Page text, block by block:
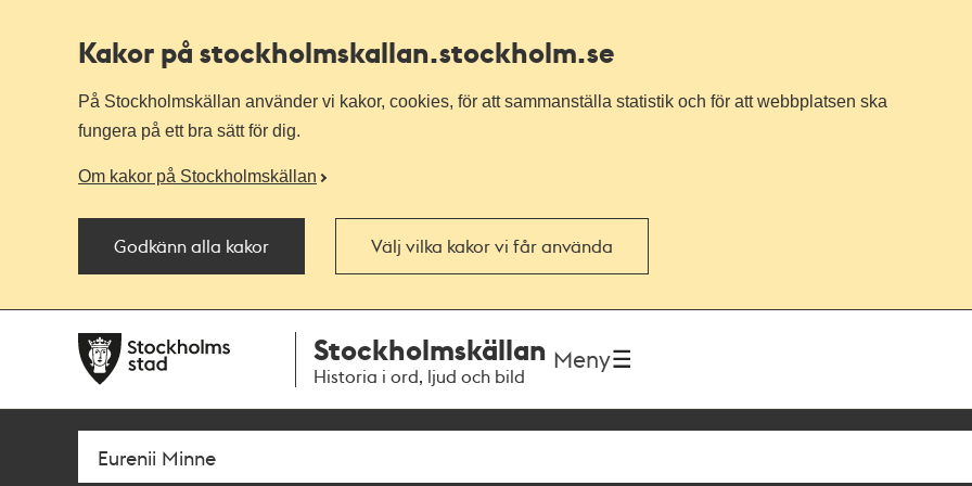
Kakor på stockholmskallan.stockholm.se
På Stockholmskällan använder vi kakor, cookies, för att sammanställa statistik och för att webbplatsen ska
fungera på ett bra sätt för dig.
Om kakor på Stockholmskällan
Godkänn alla kakor Välj vilka kakor vi får använda
navigationen
huvudinnehållet
Stockholmskällan
Historia i ord, ljud och bild
Meny
Sök